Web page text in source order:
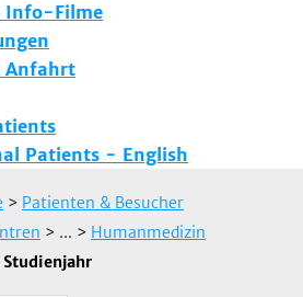
Info-Filme
Anfahrt
Patients - English
> Patienten & Besucher
> ... > Humanmedizin